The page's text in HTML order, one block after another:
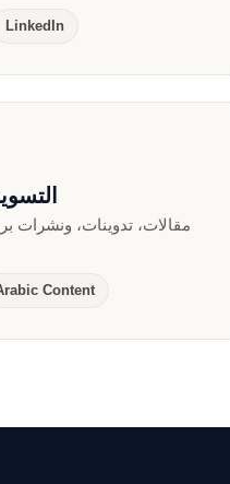
LinkedIn
مقالات، تدوينات، ونشرات
Content